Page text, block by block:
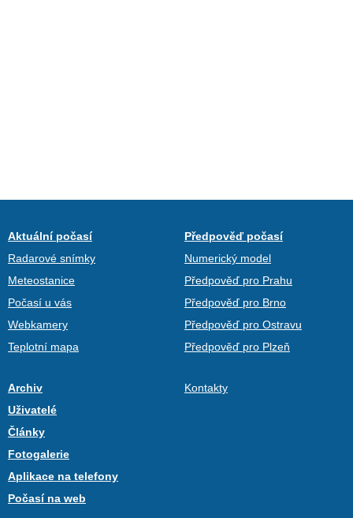
Aktuální počasí
Radarové snímky
Meteostanice
Počasí u vás
Webkamery
Teplotní mapa
Předpověď počasí
Numerický model
Předpověď pro Prahu
Předpověď pro Brno
Předpověď pro Ostravu
Předpověď pro Plzeň
Archiv
Uživatelé
Články
Fotogalerie
Aplikace na telefony
Počasí na web
Kontakty